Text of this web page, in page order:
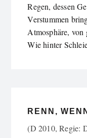
Regen, dessen
Verstummen
Atmosphäre, von
Wie hinter
RENN,
(D 2010, Regie: